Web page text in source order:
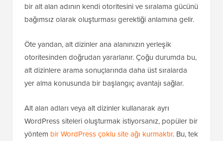
bir alt alan adının kendi otoritesini ve sıralama gücünü
bağımsız olarak oluşturması gerektiği anlamına gelir.
Öte yandan, alt dizinler ana alanınızın yerleşik
otoritesinden doğrudan yararlanır. Çoğu durumda bu,
alt dizinlere arama sonuçlarında daha üst sıralarda
yer alma konusunda bir başlangıç avantajı sağlar.
Alt alan adları veya alt dizinler kullanarak ayrı
WordPress siteleri oluşturmak istiyorsanız, popüler bir
yöntem bir WordPress çoklu site ağı kurmaktır. Bu, tek